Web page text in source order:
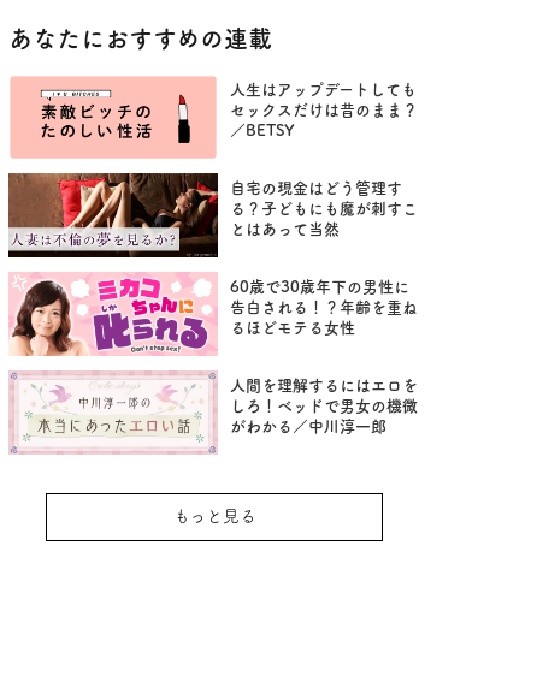
あなたにおすすめの連載
人生はアップデートしても
セックスだけは昔のまま？
／BETSY
自宅の現金はどう管理す
る？子どもにも魔が刺すこ
とはあって当然
60歳で30歳年下の男性に
告白される！？年齢を重ね
るほどモテる女性
人間を理解するにはエロを
しろ！ベッドで男女の機微
がわかる／中川淳一郎
もっと見る